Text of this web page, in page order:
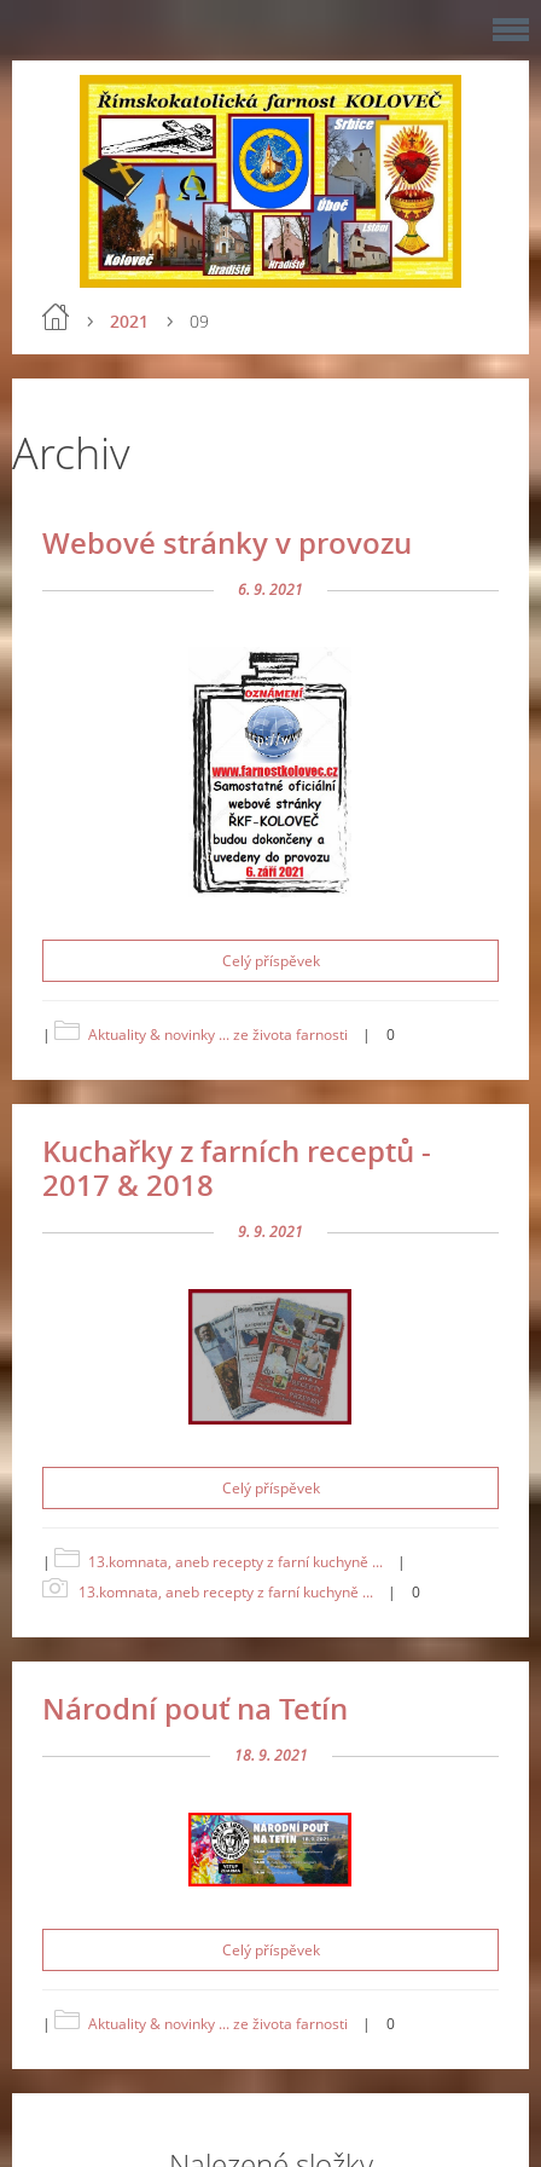
2021 09
Archiv
Webové stránky v provozu
6. 9. 2021
Celý příspěvek
| Aktuality & novinky ... ze života farnosti | 0
Kuchařky z farních receptů -
2017 & 2018
9. 9. 2021
Celý příspěvek
| 13.komnata, aneb recepty z farní kuchyně ...
|
13.komnata, aneb recepty z farní kuchyně ...
| 0
Národní pouť na Tetín
18. 9. 2021
Celý příspěvek
| Aktuality & novinky ... ze života farnosti | 0